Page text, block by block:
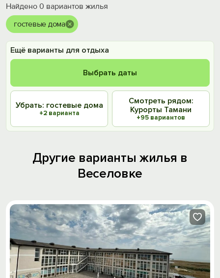
Найдено 0 вариантов жилья
гостевые дома
Ещё варианты для отдыха
Выбрать даты
Убрать: гостевые дома
+2 варианта
Смотреть рядом:
Курорты Тамани
+95 вариантов
Другие варианты жилья в
Веселовке